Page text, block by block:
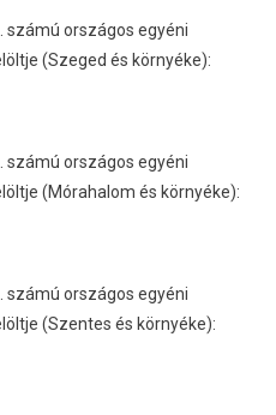
számú országos egyéni
(Szeged és környéke):
számú országos egyéni
(Mórahalom és környéke):
számú országos egyéni
(Szentes és környéke):